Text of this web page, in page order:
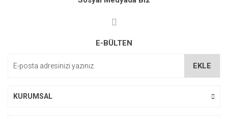
Ürün fiyatı diğer sitelerden daha pahalı.
Bu ürüne benzer farklı alternatifler olmalı.
E-BÜLTEN
EKLE
KURUMSAL